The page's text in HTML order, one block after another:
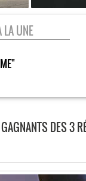
LA UNE
DES 3